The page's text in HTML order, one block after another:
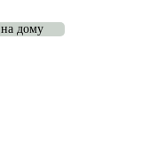
дому